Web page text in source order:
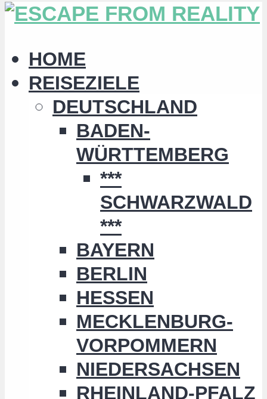
HOME
REISEZIELE
DEUTSCHLAND
BADEN-
WÜRTTEMBERG
***
SCHWARZWALD
***
BAYERN
BERLIN
HESSEN
MECKLENBURG-
VORPOMMERN
NIEDERSACHSEN
RHEINLAND-PFALZ